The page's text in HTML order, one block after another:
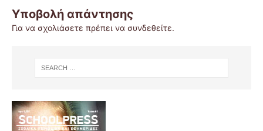
Υποβολή απάντησης
Για να σχολιάσετε πρέπει να συνδεθείτε.